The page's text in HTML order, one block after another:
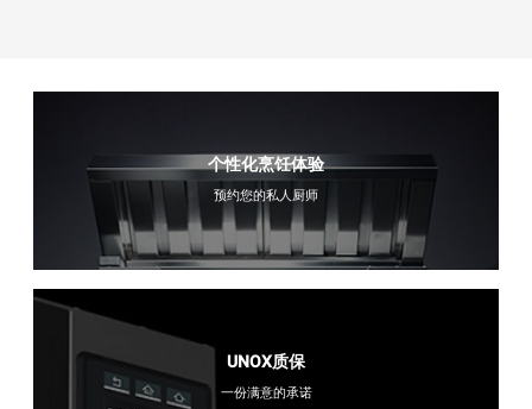
个性化烹饪体验
预约您的私人厨师
UNOX质保
一份满意的承诺